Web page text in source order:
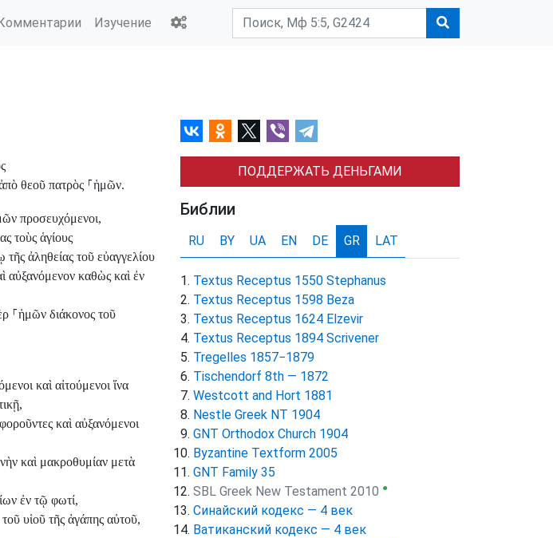
Изучение
θεοῦ πατρὸς ⸀ἡμῶν.
προσευχόμενοι,
τοὺς ἁγίους
τῆς ἀληθείας τοῦ εὐαγγελίου
αὐξανόμενον καθὼς καὶ ἐν
⸀ἡμῶν διάκονος τοῦ
καὶ αἰτούμενοι ἵνα
καὶ αὐξανόμενοι
καὶ μακροθυμίαν μετὰ
ἐν τῷ φωτί,
υἱοῦ τῆς ἀγάπης αὐτοῦ,
ПОДДЕРЖАТЬ ДЕНЬГАМИ
Библии
RU BY UA EN DE GR LAT
Textus Receptus 1550 Stephanus
Textus Receptus 1598 Beza
Textus Receptus 1624 Elzevir
Textus Receptus 1894 Scrivener
Tregelles 1857−1879
Tischendorf 8th — 1872
Westcott and Hort 1881
Nestle Greek NT 1904
GNT Orthodox Church 1904
Byzantine Textform 2005
GNT Family 35
SBL Greek New Testament 2010 ●
Синайский кодекс — 4 век
Ватиканский кодекс — 4 век